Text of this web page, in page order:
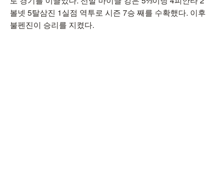
볼넷 5탈삼진 1실점 역투로 시즌 7승 째를 수확했다. 이후
불펜진이 승리를 지켰다.